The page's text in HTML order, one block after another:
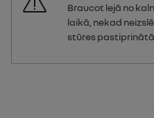
Braucot lejā no
laikā, nekad
stūres